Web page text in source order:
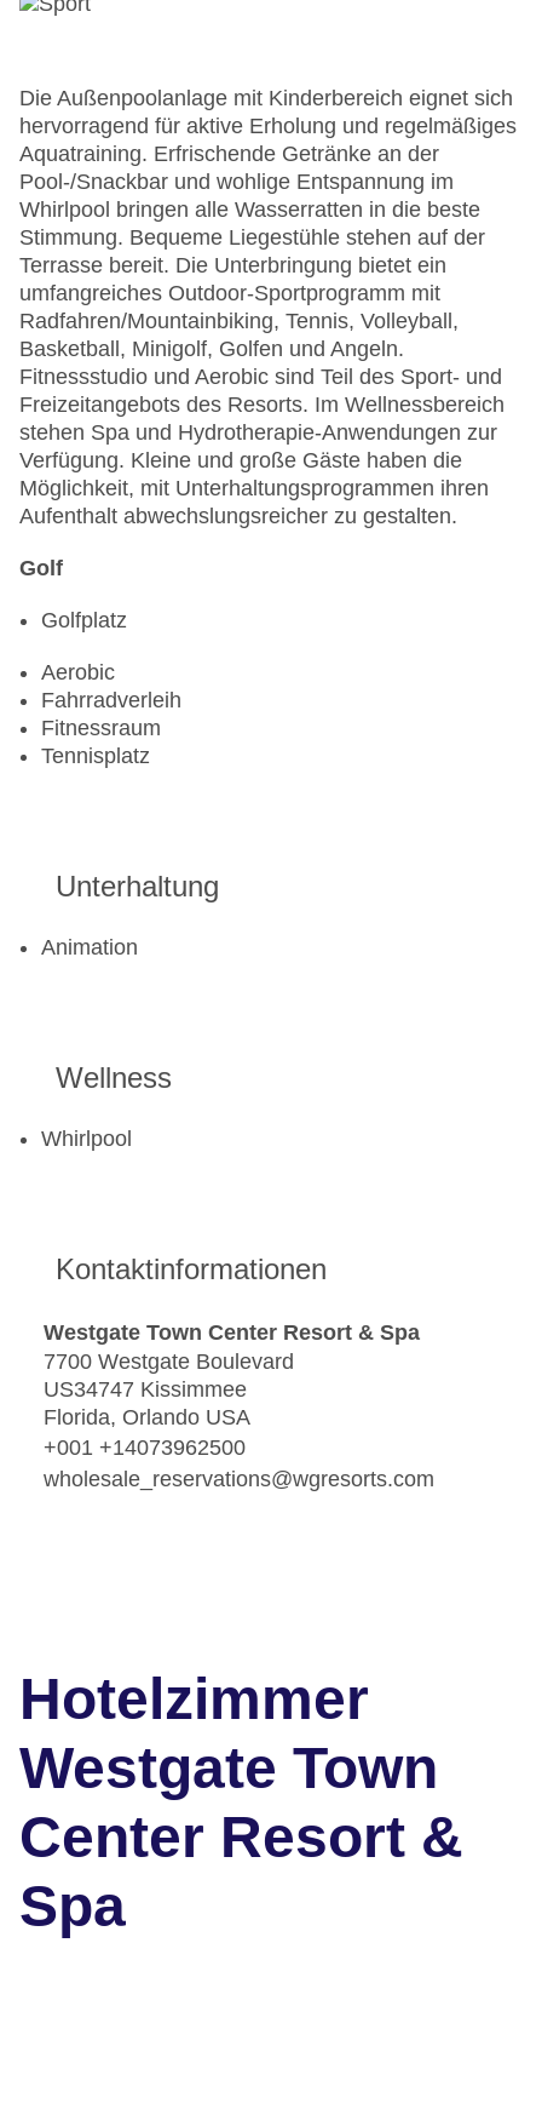
Die Außenpoolanlage mit Kinderbereich eignet sich
hervorragend für aktive Erholung und regelmäßiges
Aquatraining. Erfrischende Getränke an der
Pool-/Snackbar und wohlige Entspannung im
Whirlpool bringen alle Wasserratten in die beste
Stimmung. Bequeme Liegestühle stehen auf der
Terrasse bereit. Die Unterbringung bietet ein
umfangreiches Outdoor-Sportprogramm mit
Radfahren/Mountainbiking, Tennis, Volleyball,
Basketball, Minigolf, Golfen und Angeln.
Fitnessstudio und Aerobic sind Teil des Sport- und
Freizeitangebots des Resorts. Im Wellnessbereich
stehen Spa und Hydrotherapie-Anwendungen zur
Verfügung. Kleine und große Gäste haben die
Möglichkeit, mit Unterhaltungsprogrammen ihren
Aufenthalt abwechslungsreicher zu gestalten.
Golf
Golfplatz
Aerobic
Fahrradverleih
Fitnessraum
Tennisplatz
Unterhaltung
Animation
Wellness
Whirlpool
Kontaktinformationen
Westgate Town Center Resort & Spa
7700 Westgate Boulevard
US34747 Kissimmee
Florida, Orlando USA
+001 +14073962500
wholesale_reservations@wgresorts.com
Hotelzimmer
Westgate Town
Center Resort &
Spa